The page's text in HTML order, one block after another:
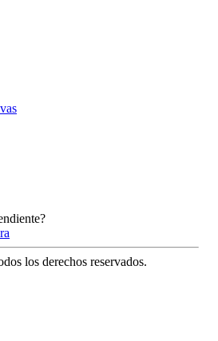
los derechos reservados.